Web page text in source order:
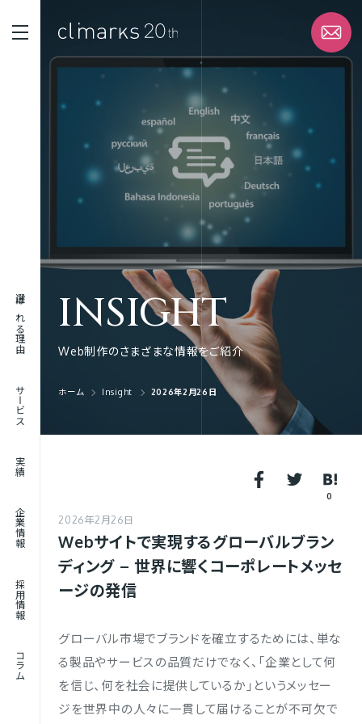
選ばれる理由
サービス
実績
企業情報
採用情報
コラム
STRENGTH
選ばれる理由
SERVICE
WORK
ABOUT
RECRUIT
INSIGHT
Web制作のさまざまな情報をご紹介
ホーム Insight 2026年2月26日
0
2026年2月26日
Webサイトで実現するグローバルブラン
ディング – 世界に響くコーポレートメッセ
ージの発信
グローバル市場でブランドを確立するためには、単な
る製品やサービスの品質だけでなく、「企業として何
を信じ、何を社会に提供しているか」というメッセー
ジを世界中の人々に一貫して届けることが不可欠で